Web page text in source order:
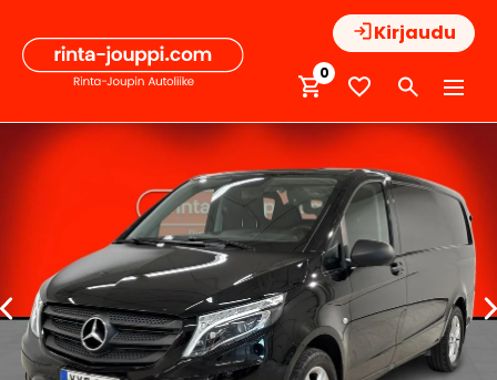
sisältöön
Kirjaudu
0